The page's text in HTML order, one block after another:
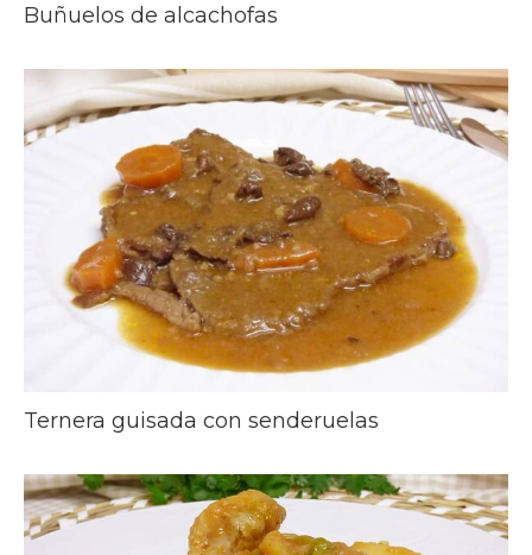
Buñuelos de alcachofas
Ternera guisada con senderuelas